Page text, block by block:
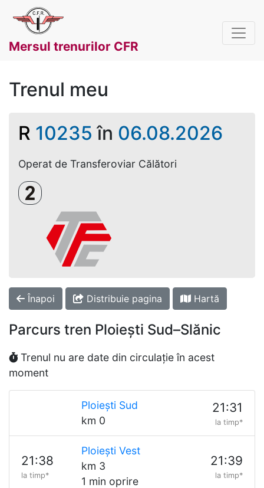
Mersul trenurilor CFR
Trenul meu
R 10235 în 06.08.2026
Operat de Transferoviar Călători
Clasa a 2-a
Înapoi Distribuie pagina Hartă
Parcurs tren Ploiești Sud–Slănic
Trenul nu are date din circulație în acest
moment
Ploiești Sud
km 0
21:31
la timp*
21:38
la timp*
Ploiești Vest
km 3
1 min oprire
21:39
la timp*